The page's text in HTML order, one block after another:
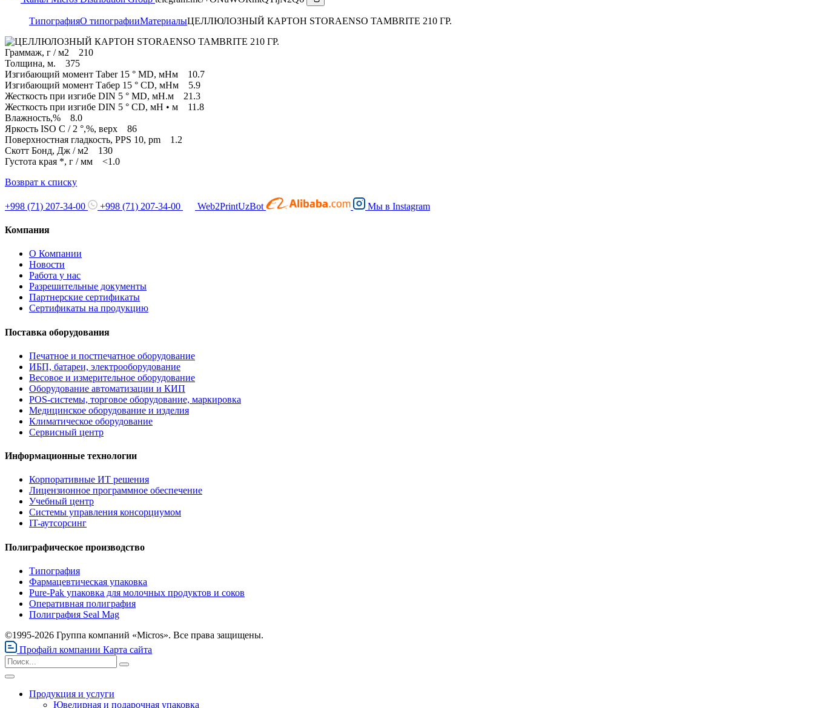
ТипографияО типографииМатериалыЦЕЛЛЮЛОЗНЫЙ КАРТОН STORAENSO TAMBRITE 210 ГР.
Граммаж, г / м2 210
Толщина, м. 375
Изгибающий момент Taber 15 ° MD, мНм 10.7
Изгибающий момент Табер 15 ° CD, мНм 5.9
Жесткость при изгибе DIN 5 ° MD, мН.м 21.3
Жесткость при изгибе DIN 5 ° CD, мН • м 11.8
Влажность,% 8.0
Яркость ISO C / 2 °,%, верх 86
Поверхностная гладкость, PPS 10, pm 1.2
Скотт Бонд, Дж / м2 130
Густота края *, г / мм <1.0
Возврат к списку
+998 (71) 207-34-00 +998 (71) 207-34-00 Web2PrintUzBot Мы в Instagram
Компания
О Компании
Новости
Работа у нас
Разрешительные документы
Партнерские сертификаты
Сертификаты на продукцию
Поставка оборудования
Печатное и постпечатное оборудование
ИБП, батареи, электрооборудование
Весовое и измерительное оборудование
Оборудование автоматизации и КИП
POS-системы, торговое оборудование, маркировка
Медицинское оборудование и изделия
Климатическое оборудование
Сервисный центр
Информационные технологии
Корпоративные ИТ решения
Лицензионное программное обеспечение
Учебный центр
Системы управления консорциумом
IT-аутсорсинг
Полиграфическое производство
Типография
Фармацевтическая упаковка
Pure-Pak упаковка для молочных продуктов и соков
Оперативная полиграфия
Полиграфия Seal Mag
©1995-2026 Группа компаний «Micros». Все права защищены.
Профайл компании Карта сайта
Продукция и услуги
Ювелирная и подарочная упаковка